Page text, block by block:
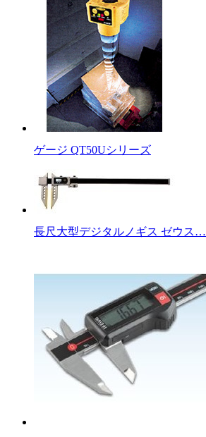
ゲージ QT50Uシリーズ
長尺大型デジタルノギス ゼウス…